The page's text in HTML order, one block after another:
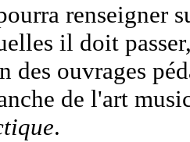
renseigner
il doit
des ouvrages
de l'art
.